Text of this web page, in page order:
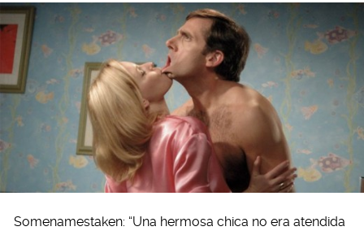
Somenamestaken: “Una hermosa chica no era atendida